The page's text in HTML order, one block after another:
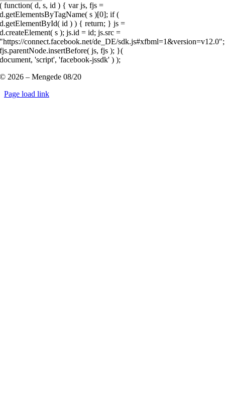
( function( d, s, id ) { var js, fjs =
d.getElementsByTagName( s )[0]; if (
d.getElementById( id ) ) { return; } js =
d.createElement( s ); js.id = id; js.src =
"https://connect.facebook.net/de_DE/sdk.js#xfbml=1&version=v12.0";
fjs.parentNode.insertBefore( js, fjs ); }(
document, 'script', 'facebook-jssdk' ) );
© 2026 – Mengede 08/20
Page load link